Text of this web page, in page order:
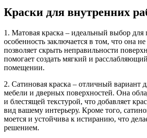
Краски для внутренних
1. Матовая краска – идеальный выбор для
особенность заключается в том, что она
позволяет скрыть неправильности
помогает создать мягкий и
помещении.
2. Сатиновая краска – отличный вариант
мебели и дверных поверхностей. Она
и блестящей текстурой, что добавляет
вид вашему интерьеру. Кроме того,
моется и устойчива к истиранию, что
решением.